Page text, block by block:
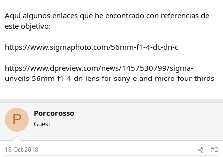
Aquí algunos enlaces que he encontrado con referencias de
este objetivo:
https://www.sigmaphoto.com/56mm-f1-4-dc-dn-c
https://www.dpreview.com/news/1457530799/sigma-
unveils-56mm-f1-4-dn-lens-for-sony-e-and-micro-four-thirds
P Porcorosso
Guest
18 Oct 2018 #2